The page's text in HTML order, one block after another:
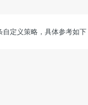
自定义策略，具体参考如下